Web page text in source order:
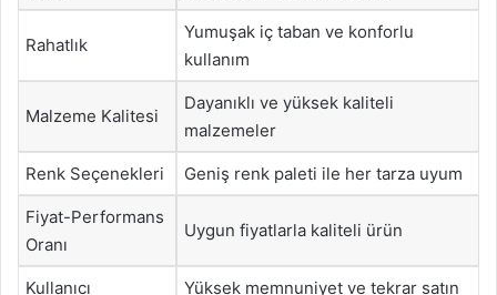
Rahatlık
Yumuşak iç taban ve konforlu
kullanım
Malzeme Kalitesi
Dayanıklı ve yüksek kaliteli
malzemeler
Renk Seçenekleri Geniş renk paleti ile her tarza uyum
Fiyat-Performans
Oranı
Uygun fiyatlarla kaliteli ürün
Kullanıcı
Yüksek memnuniyet ve tekrar satın